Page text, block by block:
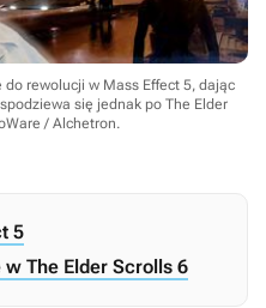
rewolucji w Mass Effect 5, dając
się jednak po The Elder
/ Alchetron.
5
The Elder Scrolls 6